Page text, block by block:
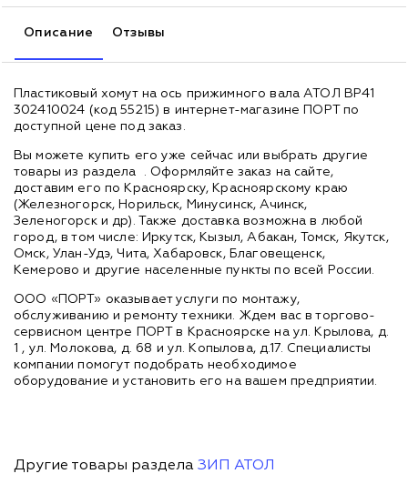
Описание Отзывы
Пластиковый хомут на ось прижимного вала АТОЛ BP41
302410024 (код 55215) в интернет-магазине ПОРТ по
доступной цене под заказ.
Вы можете купить его уже сейчас или выбрать другие
товары из раздела . Оформляйте заказ на сайте,
доставим его по Красноярску, Красноярскому краю
(Железногорск, Норильск, Минусинск, Ачинск,
Зеленогорск и др). Также доставка возможна в любой
город, в том числе: Иркутск, Кызыл, Абакан, Томск, Якутск,
Омск, Улан-Удэ, Чита, Хабаровск, Благовещенск,
Кемерово и другие населенные пункты по всей России.
ООО «ПОРТ» оказывает услуги по монтажу,
обслуживанию и ремонту техники. Ждем вас в торгово-
сервисном центре ПОРТ в Красноярске на ул. Крылова, д.
1 , ул. Молокова, д. 68 и ул. Копылова, д.17. Специалисты
компании помогут подобрать необходимое
оборудование и установить его на вашем предприятии.
Другие товары раздела ЗИП АТОЛ